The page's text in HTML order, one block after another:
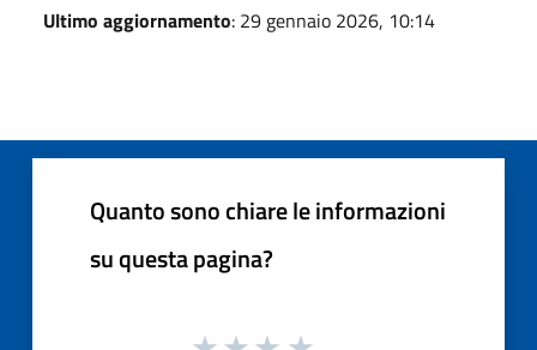
Ultimo aggiornamento: 29 gennaio 2026, 10:14
Quanto sono chiare le informazioni
su questa pagina?